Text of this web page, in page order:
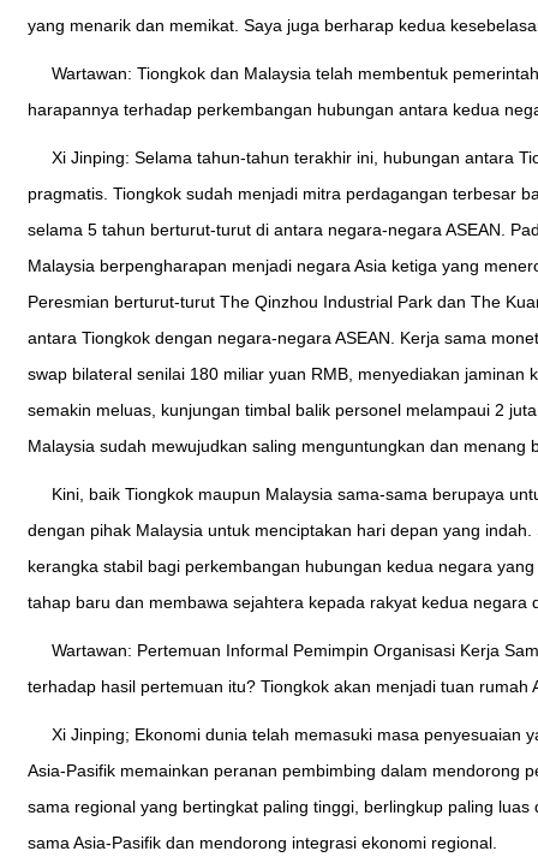
yang menarik dan memikat. Saya juga berharap kedua
Wartawan: Tiongkok dan Malaysia telah membentuk
harapannya terhadap perkembangan hubungan antara kedua
Xi Jinping: Selama tahun-tahun terakhir ini, hubungan antara
pragmatis. Tiongkok sudah menjadi mitra perdagangan terbesar
selama 5 tahun berturut-turut di antara negara-negara ASEAN.
Malaysia berpengharapan menjadi negara Asia ketiga yang
Peresmian berturut-turut The Qinzhou Industrial Park dan The
antara Tiongkok dengan negara-negara ASEAN. Kerja sama
swap bilateral senilai 180 miliar yuan RMB, menyediakan
semakin meluas, kunjungan timbal balik personel melampaui 2
Malaysia sudah mewujudkan saling menguntungkan dan menang
Kini, baik Tiongkok maupun Malaysia sama-sama berupaya
dengan pihak Malaysia untuk menciptakan hari depan yang
kerangka stabil bagi perkembangan hubungan kedua negara
tahap baru dan membawa sejahtera kepada rakyat kedua negara
Wartawan: Pertemuan Informal Pemimpin Organisasi Kerja
terhadap hasil pertemuan itu? Tiongkok akan menjadi tuan
Xi Jinping; Ekonomi dunia telah memasuki masa penyesuaian
Asia-Pasifik memainkan peranan pembimbing dalam mendorong
sama regional yang bertingkat paling tinggi, berlingkup paling
sama Asia-Pasifik dan mendorong integrasi ekonomi regional.